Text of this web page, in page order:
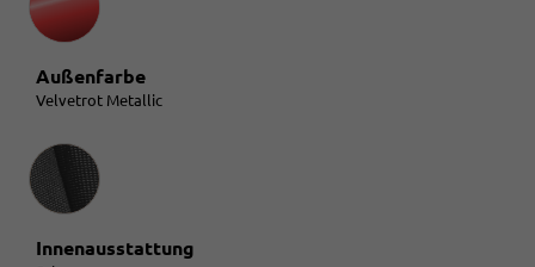
Außenfarbe
Velvetrot Metallic
Innenausstattung
Innenausstattung